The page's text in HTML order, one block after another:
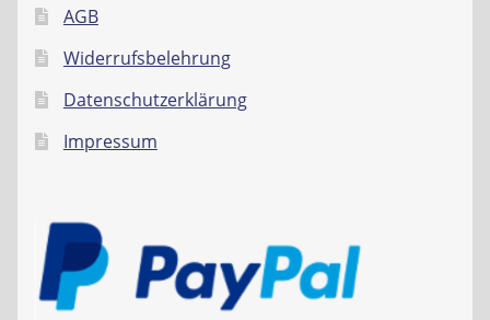
AGB
Widerrufsbelehrung
Datenschutzerklärung
Impressum